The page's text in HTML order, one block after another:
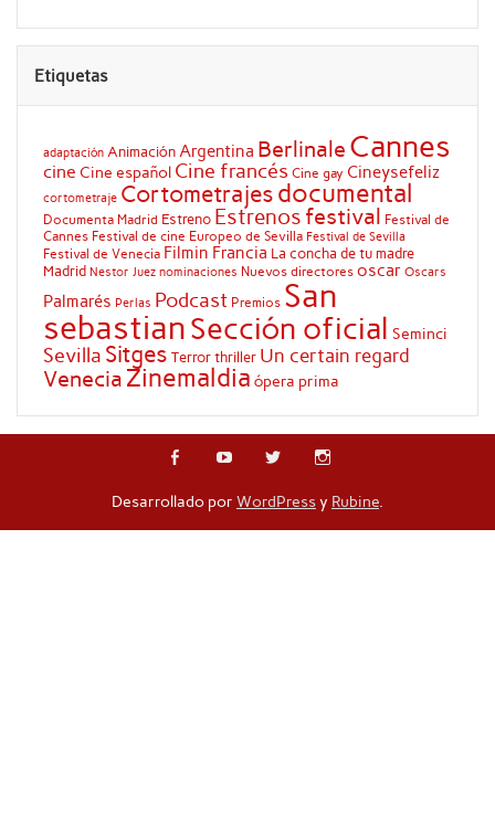
Etiquetas
adaptación AnimaciónArgentina Berlinale Cannes
cine Cine español Cine francés Cine gay Cineysefeliz
cortometraje Cortometrajes documental
Documenta Madrid Estreno Estrenos festival Festival de
Cannes Festival de cine Europeo de Sevilla Festival de Sevilla
Festival de Venecia Filmin Francia La concha de tu madre
Madrid Nestor Juez nominaciones Nuevos directores oscar Oscars
Palmarés Perlas Podcast Premios San
sebastianSección oficial Seminci
Sevilla Sitges Terrorthriller Un certain regard
Venecia Zinemaldia ópera prima
Desarrollado por WordPressy Rubine